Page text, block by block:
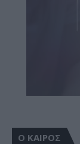
Ο ΚΑΙΡΟΣ